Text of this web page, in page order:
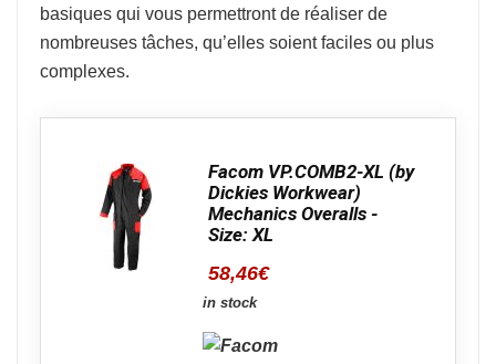
basiques qui vous permettront de réaliser de
nombreuses tâches, qu’elles soient faciles ou plus
complexes.
Facom VP.COMB2-XL (by
Dickies Workwear)
Mechanics Overalls -
Size: XL
58,46€
in stock